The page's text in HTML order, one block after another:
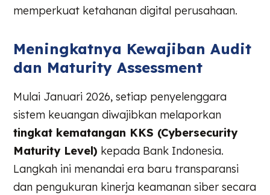
memperkuat ketahanan digital perusahaan.
Meningkatnya Kewajiban Audit
dan Maturity Assessment
Mulai Januari 2026, setiap penyelenggara
sistem keuangan diwajibkan melaporkan
tingkat kematangan KKS (Cybersecurity
Maturity Level) kepada Bank Indonesia.
Langkah ini menandai era baru transparansi
dan pengukuran kinerja keamanan siber secara